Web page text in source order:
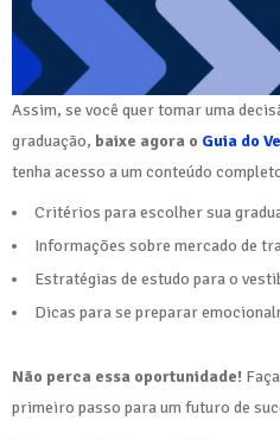
Assim, se você quer tomar uma
graduação, baixe agora o Guia do
tenha acesso a um conteúdo
Critérios para escolher sua
Informações sobre mercado de
Estratégias de estudo para o
Dicas para se preparar
Não perca essa oportunidade!
primeiro passo para um futuro de